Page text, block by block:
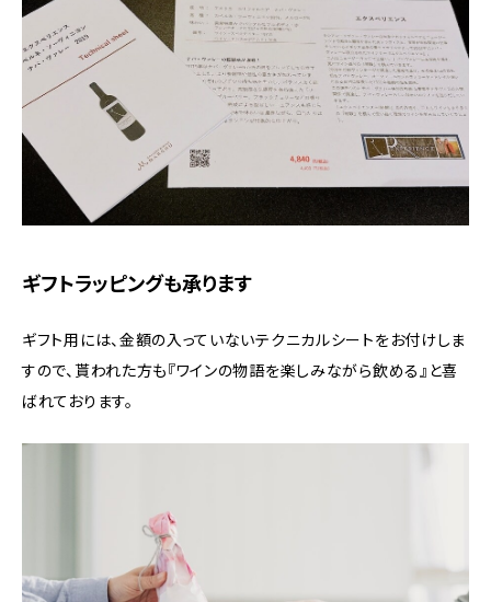
ギフトラッピングも承ります
ギフト用には、金額の入っていないテクニカルシートをお付けしま
すので、貰われた方も『ワインの物語を楽しみながら飲める』と喜
ばれております。